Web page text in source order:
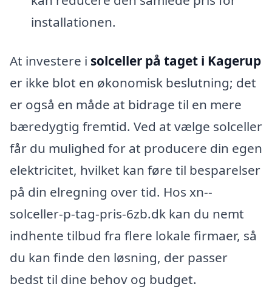
installationen.
At investere i solceller på taget i Kagerup
er ikke blot en økonomisk beslutning; det
er også en måde at bidrage til en mere
bæredygtig fremtid. Ved at vælge solceller
får du mulighed for at producere din egen
elektricitet, hvilket kan føre til besparelser
på din elregning over tid. Hos xn--
solceller-p-tag-pris-6zb.dk kan du nemt
indhente tilbud fra flere lokale firmaer, så
du kan finde den løsning, der passer
bedst til dine behov og budget.